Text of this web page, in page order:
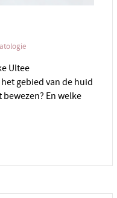
Ultee
gebied van de huid
En welke